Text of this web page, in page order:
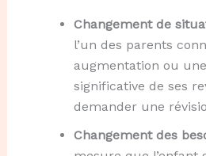
Changement de
l’un des parents
augmentation ou
significative de ses
demander une
Changement des